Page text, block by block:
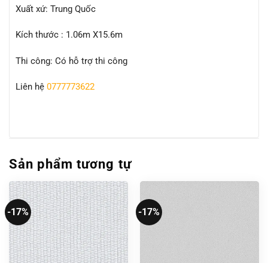
Xuất xứ: Trung Quốc
Kích thước : 1.06m X15.6m
Thi công: Có hỗ trợ thi công
Liên hệ 0777773622
Sản phẩm tương tự
-17% -17%